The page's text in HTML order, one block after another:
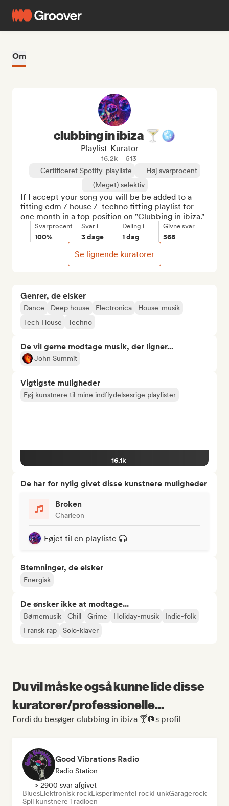
Om
Genrer, de elsker
Dance Deep house Electronica
House-musik
Tech House
Techno
De vil gerne modtage musik, der ligner...
John Summit
Vigtigste muligheder
Føj kunstnere til mine indflydelsesrige playlister
16.1k
De har for nylig givet disse kunstnere muligheder
Broken
Charleon
Føjet til en playliste
Stemninger, de elsker
Energisk
De ønsker ikke at modtage...
Børnemusik Chill Grime Holiday-musik
Indie-folk
Fransk rap
Solo-klaver
clubbing in ibiza 🍸🪩
Playlist-Kurator
16.2k
513
Certificeret Spotify-playliste
Høj svarprocent
(Meget) selektiv
If I accept your song you will be be added to a
fitting edm / house /  techno fitting playlist for
one month in a top position on "Clubbing in ibiza."
Svarprocent
100%
Svar i
3 dage
Deling i
1 dag
Givne svar
568
Se lignende kuratorer
Du vil måske også kunne lide disse
kuratorer/professionelle...
Fordi du besøger clubbing in ibiza 🍸🪩s profil
Good Vibrations Radio
Radio Station
> 2900 svar afgivet
BluesElektronisk rockEksperimentel rockFunkGaragerock
Spil kunstnere i radioen